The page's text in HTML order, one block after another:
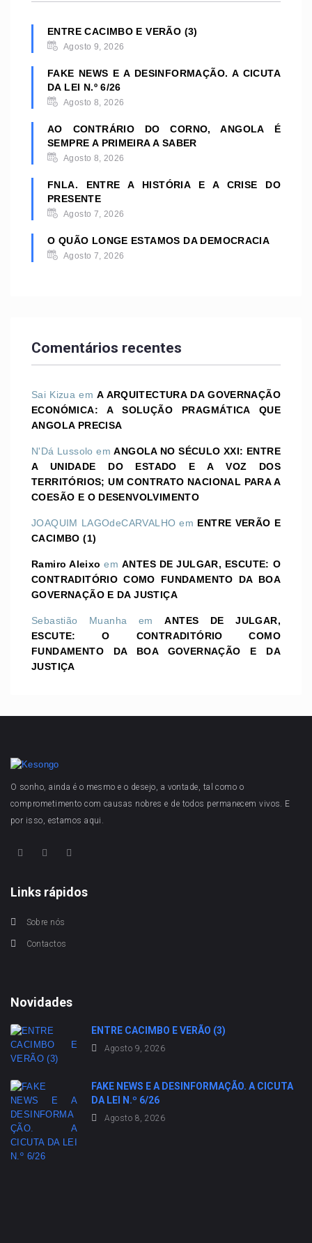
ENTRE CACIMBO E VERÃO (3)
Agosto 9, 2026
FAKE NEWS E A DESINFORMAÇÃO. A CICUTA
DA LEI N.º 6/26
Agosto 8, 2026
AO CONTRÁRIO DO CORNO, ANGOLA É
SEMPRE A PRIMEIRA A SABER
Agosto 8, 2026
FNLA. ENTRE A HISTÓRIA E A CRISE DO
PRESENTE
Agosto 7, 2026
O QUÃO LONGE ESTAMOS DA DEMOCRACIA
Agosto 7, 2026
Comentários recentes
Sai Kizua emA ARQUITECTURA DA GOVERNAÇÃO
ECONÓMICA: A SOLUÇÃO PRAGMÁTICA QUE
ANGOLA PRECISA
N'Dá Lussolo emANGOLA NO SÉCULO XXI: ENTRE
A UNIDADE DO ESTADO E A VOZ DOS
TERRITÓRIOS; UM CONTRATO NACIONAL PARA A
COESÃO E O DESENVOLVIMENTO
JOAQUIM LAGOdeCARVALHO em ENTRE VERÃO E
CACIMBO (1)
Ramiro Aleixo emANTES DE JULGAR, ESCUTE: O
CONTRADITÓRIO COMO FUNDAMENTO DA BOA
GOVERNAÇÃO E DA JUSTIÇA
Sebastião Muanha emANTES DE JULGAR,
ESCUTE: O CONTRADITÓRIO COMO
FUNDAMENTO DA BOA GOVERNAÇÃO E DA
JUSTIÇA
O sonho, ainda é o mesmo e o desejo, a vontade, tal como o
comprometimento com causas nobres e de todos permanecem vivos. E
por isso, estamos aqui.
Links rápidos
Sobre nós
Contactos
Novidades
ENTRE CACIMBO E VERÃO (3)
Agosto 9, 2026
FAKE NEWS E A DESINFORMAÇÃO. A CICUTA
DA LEI N.º 6/26
Agosto 8, 2026